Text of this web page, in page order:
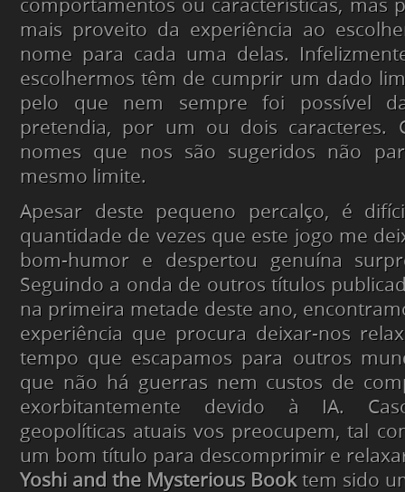
comportamentos ou características, mas
mais proveito da experiência ao
nome para cada uma delas.
escolhermos têm de cumprir um dado
pelo que nem sempre foi possível
pretendia, por um ou dois caracteres.
nomes que nos são sugeridos não
mesmo limite.
Apesar deste pequeno percalço, é
quantidade de vezes que este jogo me
bom-humor e despertou genuína
Seguindo a onda de outros títulos
na primeira metade deste ano,
experiência que procura deixar-nos
tempo que escapamos para outros
que não há guerras nem custos de
exorbitantemente devido à IA.
geopolíticas atuais vos preocupem, tal
um bom título para descomprimir e
Yoshi and the Mysterious Booktem sido